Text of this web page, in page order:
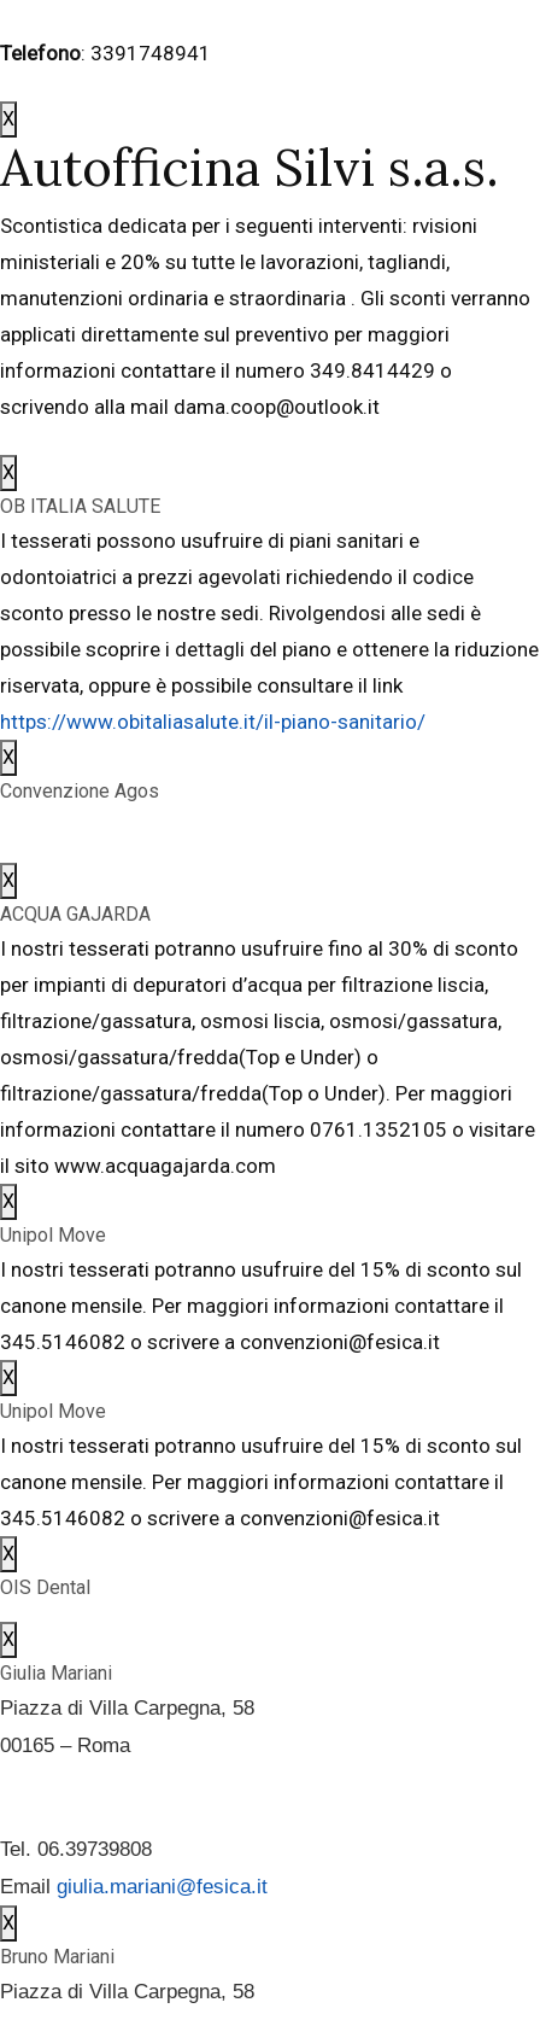
Telefono: 3391748941
X
Autofficina Silvi s.a.s.
Scontistica dedicata per i seguenti interventi: rvisioni
ministeriali e 20% su tutte le lavorazioni, tagliandi,
manutenzioni ordinaria e straordinaria . Gli sconti verranno
applicati direttamente sul preventivo per maggiori
informazioni contattare il numero 349.8414429 o
scrivendo alla mail dama.coop@outlook.it
X
OB ITALIA SALUTE
I tesserati possono usufruire di piani sanitari e
odontoiatrici a prezzi agevolati richiedendo il codice
sconto presso le nostre sedi. Rivolgendosi alle sedi è
possibile scoprire i dettagli del piano e ottenere la riduzione
riservata, oppure è possibile consultare il link
https://www.obitaliasalute.it/il-piano-sanitario/
X
Convenzione Agos
X
ACQUA GAJARDA
I nostri tesserati potranno usufruire fino al 30% di sconto
per impianti di depuratori d’acqua per filtrazione liscia,
filtrazione/gassatura, osmosi liscia, osmosi/gassatura,
osmosi/gassatura/fredda(Top e Under) o
filtrazione/gassatura/fredda(Top o Under). Per maggiori
informazioni contattare il numero 0761.1352105 o visitare
il sito www.acquagajarda.com
X
Unipol Move
I nostri tesserati potranno usufruire del 15% di sconto sul
canone mensile. Per maggiori informazioni contattare il
345.5146082 o scrivere a convenzioni@fesica.it
X
Unipol Move
I nostri tesserati potranno usufruire del 15% di sconto sul
canone mensile. Per maggiori informazioni contattare il
345.5146082 o scrivere a convenzioni@fesica.it
X
OIS Dental
X
Giulia Mariani
Piazza di Villa Carpegna, 58
00165 – Roma
Tel. 06.39739808
Email giulia.mariani@fesica.it
X
Bruno Mariani
Piazza di Villa Carpegna, 58